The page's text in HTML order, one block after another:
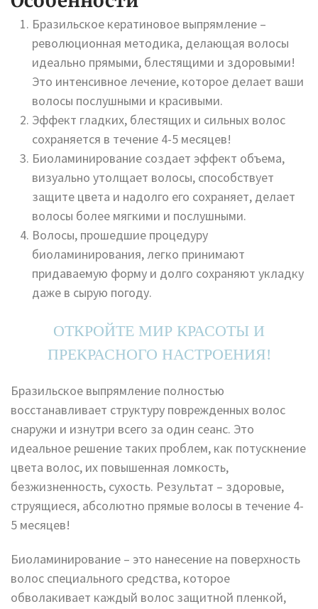
Бразильское кератиновое выпрямление –
революционная методика, делающая волосы
идеально прямыми, блестящими и здоровыми!
Это интенсивное лечение, которое делает ваши
волосы послушными и красивыми.
Эффект гладких, блестящих и сильных волос
сохраняется в течение 4-5 месяцев!
Биоламинирование создает эффект объема,
визуально утолщает волосы, способствует
защите цвета и надолго его сохраняет, делает
волосы более мягкими и послушными.
Волосы, прошедшие процедуру
биоламинирования, легко принимают
придаваемую форму и долго сохраняют укладку
даже в сырую погоду.
ОТКРОЙТЕ МИР КРАСОТЫ И
ПРЕКРАСНОГО НАСТРОЕНИЯ!
Бразильское выпрямление полностью
восстанавливает структуру поврежденных волос
снаружи и изнутри всего за один сеанс. Это
идеальное решение таких проблем, как потускнение
цвета волос, их повышенная ломкость,
безжизненность, сухость. Результат – здоровые,
струящиеся, абсолютно прямые волосы в течение 4-
5 месяцев!
Биоламинирование – это нанесение на поверхность
волос специального средства, которое
обволакивает каждый волос защитной пленкой,